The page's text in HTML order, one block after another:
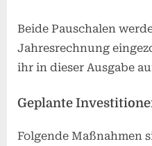
Beide Pauschalen
Jahresrechnung
ihr in dieser Ausgabe
Geplante
Folgende Maßnahmen